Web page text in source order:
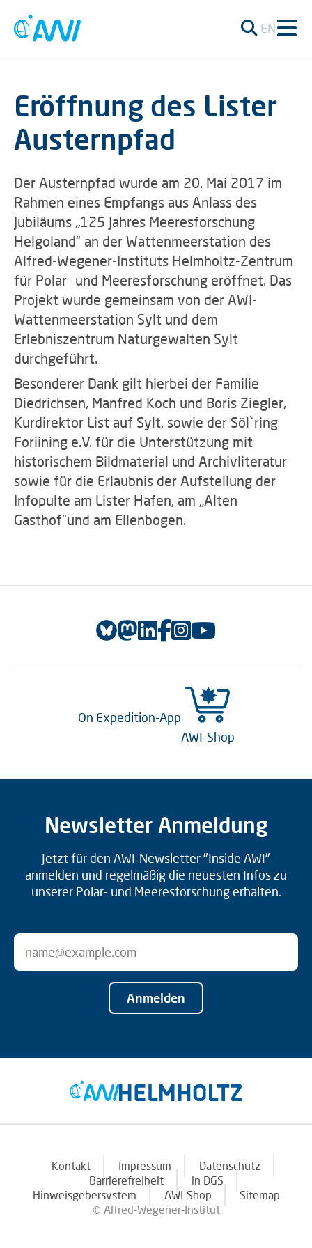
EN
Eröffnung des Lister
Austernpfad
Der Austernpfad wurde am 20. Mai 2017 im
Rahmen eines Empfangs aus Anlass des
Jubiläums „125 Jahres Meeresforschung
Helgoland“ an der Wattenmeerstation des
Alfred-Wegener-Instituts Helmholtz-Zentrum
für Polar- und Meeresforschung eröffnet. Das
Projekt wurde gemeinsam von der AWI-
Wattenmeerstation Sylt und dem
Erlebniszentrum Naturgewalten Sylt
durchgeführt.
Besonderer Dank gilt hierbei der Familie
Diedrichsen, Manfred Koch und Boris Ziegler,
Kurdirektor List auf Sylt, sowie der Söl`ring
Foriining e.V. für die Unterstützung mit
historischem Bildmaterial und Archivliteratur
sowie für die Erlaubnis der Aufstellung der
Infopulte am Lister Hafen, am „Alten
Gasthof“und am Ellenbogen.
On Expedition-App
AWI-Shop
Newsletter Anmeldung
Jetzt für den AWI-Newsletter "Inside AWI"
anmelden und regelmäßig die neuesten Infos zu
unserer Polar- und Meeresforschung erhalten.
Anmelden
Kontakt Impressum
Datenschutz
Barrierefreiheit
in DGS
Hinweisgebersystem
AWI-Shop
Sitemap
© Alfred-Wegener-Institut